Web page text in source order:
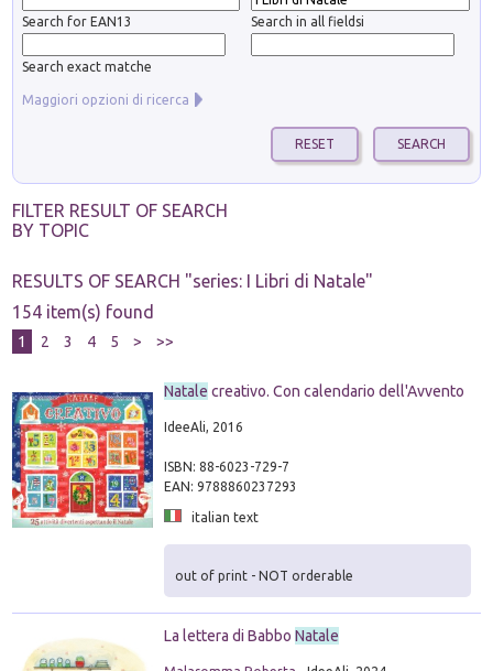
Search for EAN13 Search in all fieldsi
Search exact matche
Maggiori opzioni di ricerca
FILTER RESULT OF SEARCH
BY TOPIC
RESULTS OF SEARCH "series: I Libri di Natale"
154 item(s) found
1 2 3 4 5 > >>
Natale creativo. Con calendario dell'Avvento
IdeeAli, 2016
ISBN: 88-6023-729-7
EAN: 9788860237293
italian text
out of print - NOT orderable
La lettera di Babbo Natale